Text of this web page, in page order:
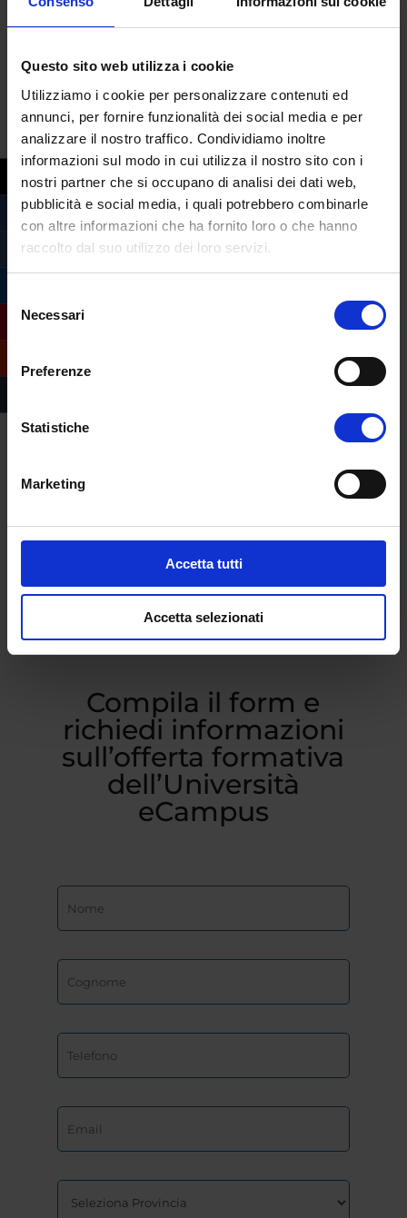
Questo sito web utilizza i cookie
Utilizziamo i cookie per personalizzare contenuti ed
annunci, per fornire funzionalità dei social media e per
analizzare il nostro traffico. Condividiamo inoltre
informazioni sul modo in cui utilizza il nostro sito con i
nostri partner che si occupano di analisi dei dati web,
pubblicità e social media, i quali potrebbero combinarle
con altre informazioni che ha fornito loro o che hanno
raccolto dal suo utilizzo dei loro servizi.
delNecessari
Preferenze
Statistiche
Marketing
Accetta tutti
Accetta selezionati
nuovi amori e un segreto di famiglia che
potrebbe rovinare tutto.
Compila il form e
richiedi informazioni
sull’offerta formativa
dell’Università
eCampus